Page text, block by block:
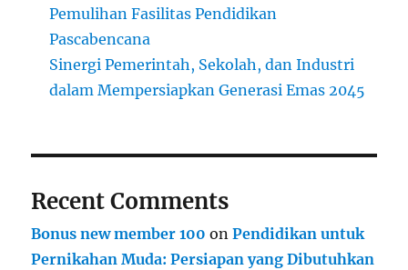
Pemulihan Fasilitas Pendidikan
Pascabencana
Sinergi Pemerintah, Sekolah, dan Industri
dalam Mempersiapkan Generasi Emas 2045
Recent Comments
Bonus new member 100 onPendidikan untuk
Pernikahan Muda: Persiapan yang Dibutuhkan